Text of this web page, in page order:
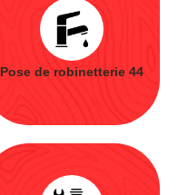
Pose de robinetterie 44